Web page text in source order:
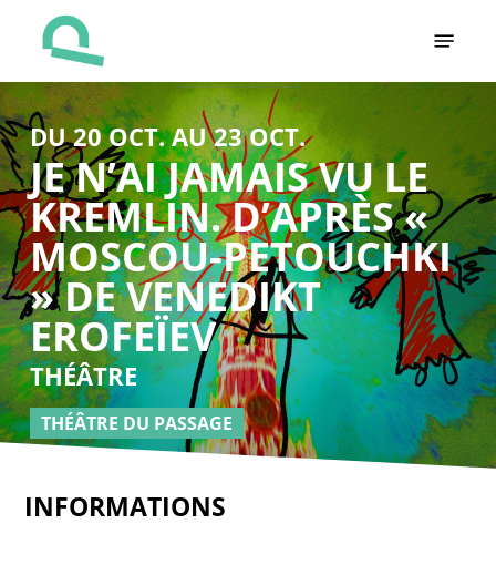
content
DU 20 OCT. AU 23 OCT.
JE N’AI JAMAIS VU LE
KREMLIN. D’APRÈS «
MOSCOU-PETOUCHKI
» DE VENEDIKT
EROFEÏEV
THÉÂTRE
THÉÂTRE DU PASSAGE
INFORMATIONS